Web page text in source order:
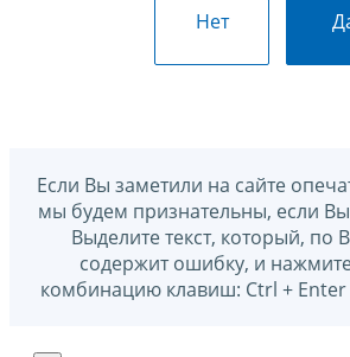
Нет
Если Вы заметили на сайте
мы будем признательны, если
Выделите текст, который,
содержит ошибку, и
комбинацию клавиш: Ctrl +